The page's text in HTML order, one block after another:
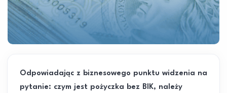
Odpowiadając z biznesowego punktu widzenia na
pytanie: czym jest pożyczka bez BIK, należy